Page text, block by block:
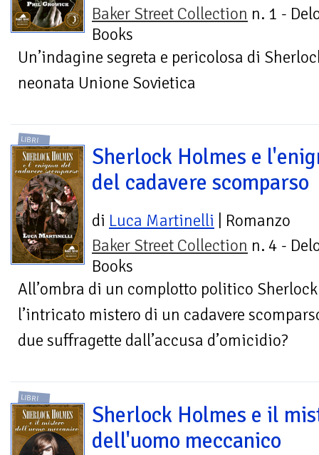
Baker Street Collection n. 1 -
Books
Un’indagine segreta e pericolosa di
neonata Unione Sovietica
LIBRI
Sherlock Holmes e
del cadavere scomparso
di Luca Martinelli | Romanzo
Baker Street Collection n. 4 -
Books
All’ombra di un complotto politico
l’intricato mistero di un cadavere
due suffragette dall’accusa d’omicidio?
LIBRI
Sherlock Holmes e il
dell'uomo meccanico